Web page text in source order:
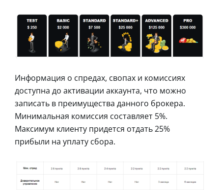
Информация о спредах, свопах и комиссиях
доступна до активации аккаунта, что можно
записать в преимущества данного брокера.
Минимальная комиссия составляет 5%.
Максимум клиенту придется отдать 25%
прибыли на уплату сбора.